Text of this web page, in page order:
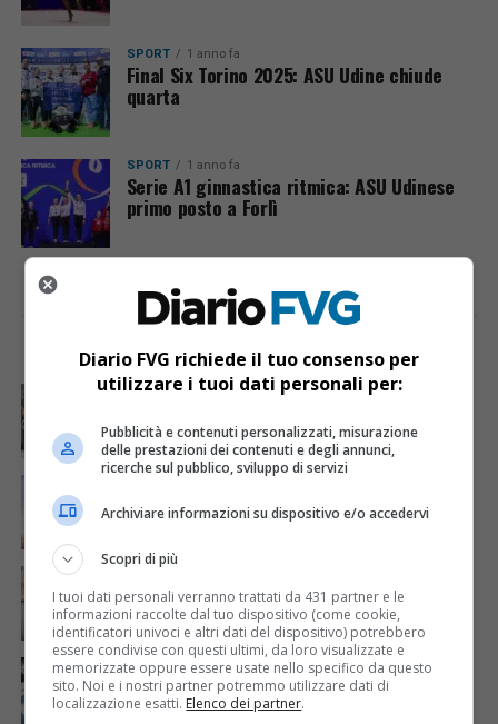
SPORT 1 anno fa
Final Six Torino 2025: ASU Udine chiude
quarta
SPORT 1 anno fa
Serie A1 ginnastica ritmica: ASU Udinese
primo posto a Forlì
I PIÙ VISTI ULTIME NOTIZIE
CRONACA & ATTUALITÀ 4 giorni fa
le frazioni sotto osservazione
ECONOMIA & LAVORO 1 giorno fa
Bollette più leggere nei condomini, nuovo bando FVG
per l’efficientamento energetico
CRONACA & ATTUALITÀ
Mattia Ranghetti muore a 29 anni dopo la
folgorazione alle Ferriere Nord di Osoppo
CRONACA & ATTUALITÀ 3 giorni fa
Arrivano 142 nuovi poliziotti in Friuli-Venezia Giulia:
61 saranno assegnati a Trieste
Diario FVG richiede il tuo consenso per
utilizzare i tuoi dati personali per:
Pubblicità e contenuti personalizzati, misurazione
delle prestazioni dei contenuti e degli annunci,
ricerche sul pubblico, sviluppo di servizi
Archiviare informazioni su dispositivo e/o accedervi
Scopri di più
I tuoi dati personali verranno trattati da 431 partner e le
informazioni raccolte dal tuo dispositivo (come cookie,
identificatori univoci e altri dati del dispositivo) potrebbero
essere condivise con questi ultimi, da loro visualizzate e
memorizzate oppure essere usate nello specifico da questo
sito. Noi e i nostri partner potremmo utilizzare dati di
localizzazione esatti. Elenco dei partner.